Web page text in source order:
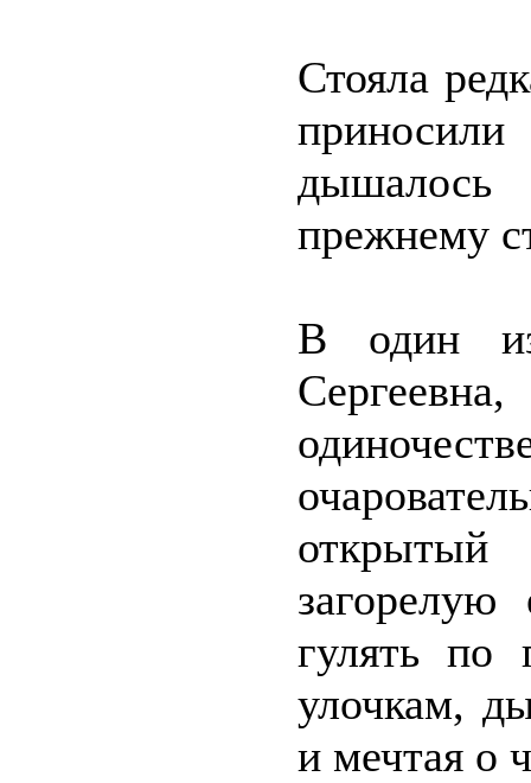
Стояла
прежнему
В один из
открытый
гулять по
улочкам,
и мечтая о